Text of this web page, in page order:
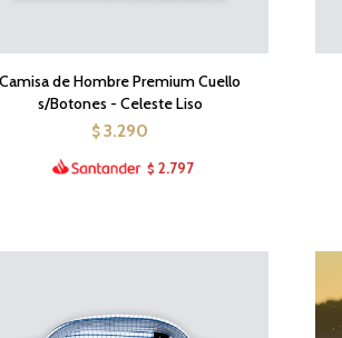
Camisa de Hombre Premium Cuello
s/Botones - Celeste Liso
$ 3.290
$ 2.797